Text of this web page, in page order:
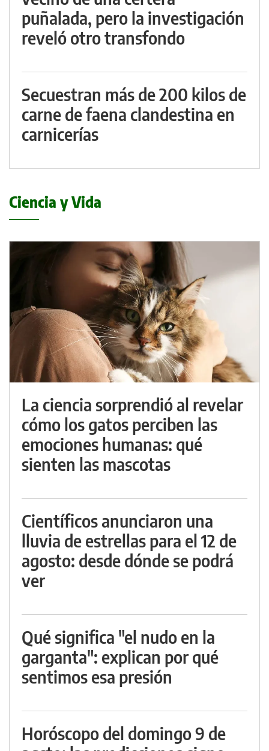
puñalada, pero la investigación
reveló otro transfondo
Secuestran más de 200 kilos de
carne de faena clandestina en
carnicerías
Ciencia y Vida
La ciencia sorprendió al revelar
cómo los gatos perciben las
emociones humanas: qué
sienten las mascotas
Científicos anunciaron una
lluvia de estrellas para el 12 de
agosto: desde dónde se podrá
ver
Qué significa "el nudo en la
garganta": explican por qué
sentimos esa presión
Horóscopo del domingo 9 de